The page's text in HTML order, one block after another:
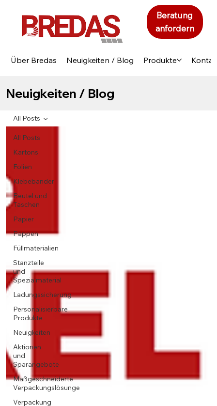
Über Bredas Neuigkeiten / Blog Produkte
Beratung
anfordern
Neuigkeiten / Blog
All Posts
Kartons
Folien
Klebebänder
Beutel und
Taschen
Papier
Pappen
Füllmaterialien
Stanzteile
und
Spezialmaterial
Ladungssicherung
Personalisierbare
Produkte
Neuigkeiten
Aktionen
und
Sparangebote
Maßgeschneiderte
Verpackungslösunge
Verpackung
All Posts